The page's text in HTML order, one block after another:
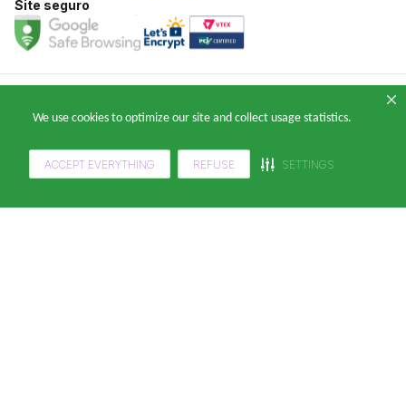
We use cookies to optimize our site and collect usage statistics.
ACCEPT EVERYTHING REFUSE SETTINGS
Site seguro
05.905.802/0001-64 Avenida Brigadeiro Faria Lima, nº 949 - Pinheiros, São